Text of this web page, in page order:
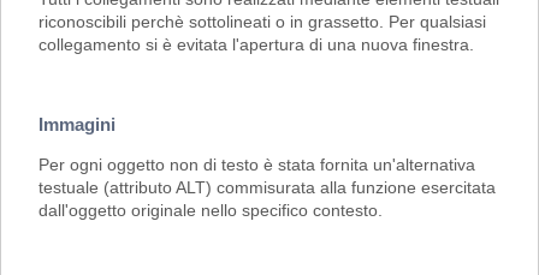
riconoscibili perchè sottolineati o in grassetto. Per qualsiasi
collegamento si è evitata l'apertura di una nuova finestra.
Immagini
Per ogni oggetto non di testo è stata fornita un'alternativa
testuale (attributo ALT) commisurata alla funzione esercitata
dall'oggetto originale nello specifico contesto.